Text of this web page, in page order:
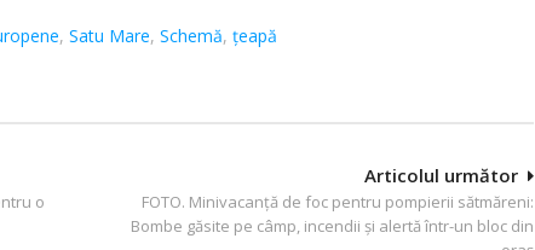
, Satu Mare, Schemă, ţeapă
Articolul următor
FOTO. Minivacanță de foc pentru pompierii sătmăreni:
Bombe găsite pe câmp, incendii și alertă într-un bloc din
o